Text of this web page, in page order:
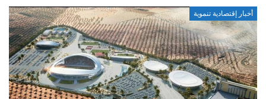
أخبار إقتصادية تنموية